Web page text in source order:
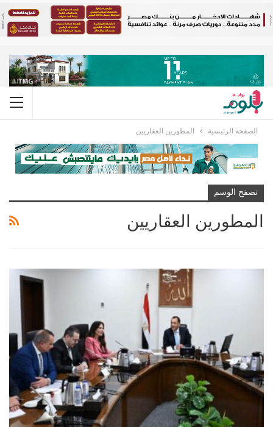
الصفحة الرئيسية المطورين العقاريين
تصفح الوسم
المطورين العقاريين